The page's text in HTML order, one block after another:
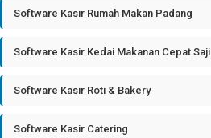
Software Kasir Rumah Makan Padang
Software Kasir Kedai Makanan Cepat Saji
Software Kasir Roti & Bakery
Software Kasir Catering